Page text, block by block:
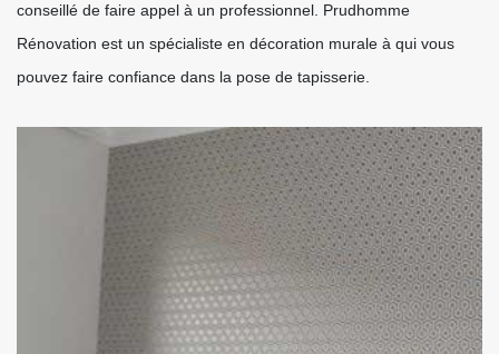
conseillé de faire appel à un professionnel. Prudhomme
Rénovation est un spécialiste en décoration murale à qui vous
pouvez faire confiance dans la pose de tapisserie.